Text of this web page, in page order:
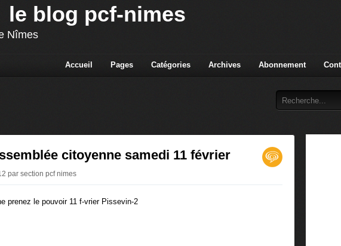
le blog pcf-nimes
Nîmes
Accueil Pages Catégories Archives Abonnement
citoyenne samedi 11 février
par section pcf nimes